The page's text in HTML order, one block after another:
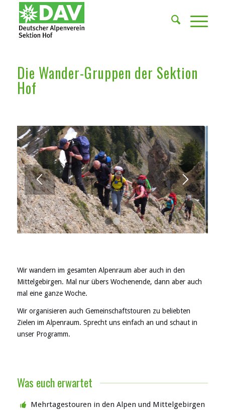
Die Wander-Gruppen der Sektion
Hof
1 2
Wir wandern im gesamten Alpenraum aber auch in den
Mittelgebirgen. Mal nur übers Wochenende, dann aber auch
mal eine ganze Woche.
Wir organisieren auch Gemeinschaftstouren zu beliebten
Zielen im Alpenraum. Sprecht uns einfach an und schaut in
unser Programm.
Was euch erwartet
Mehrtagestouren in den Alpen und Mittelgebirgen